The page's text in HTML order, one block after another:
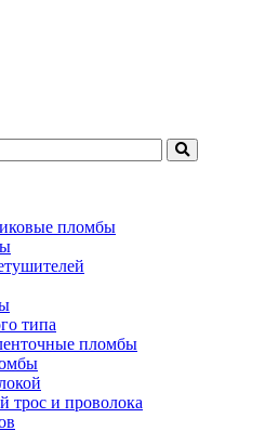
пломбы
типа
пломбы
трос и проволока